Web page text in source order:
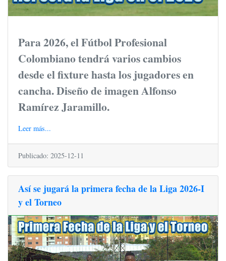
Para 2026, el Fútbol Profesional
Colombiano tendrá varios cambios
desde el fixture hasta los jugadores en
cancha. Diseño de imagen Alfonso
Ramírez Jaramillo.
Leer más...
Publicado: 2025-12-11
Así se jugará la primera fecha de la Liga 2026-I
y el Torneo